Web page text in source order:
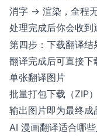
消字 → 渲染，全程无
处理完成后你会收到
第四步：下载翻译结
翻译完成后可直接下
单张翻译图片
批量打包下载（ZIP）
输出图片即为最终成
AI 漫画翻译适合哪些